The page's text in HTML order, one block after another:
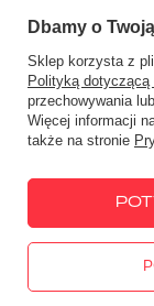
W sklepie
666 303 505
Dbamy o
Sklep korzysta z
Polityką dotyczącą
przechowywania
Więcej informacji
także na stronie